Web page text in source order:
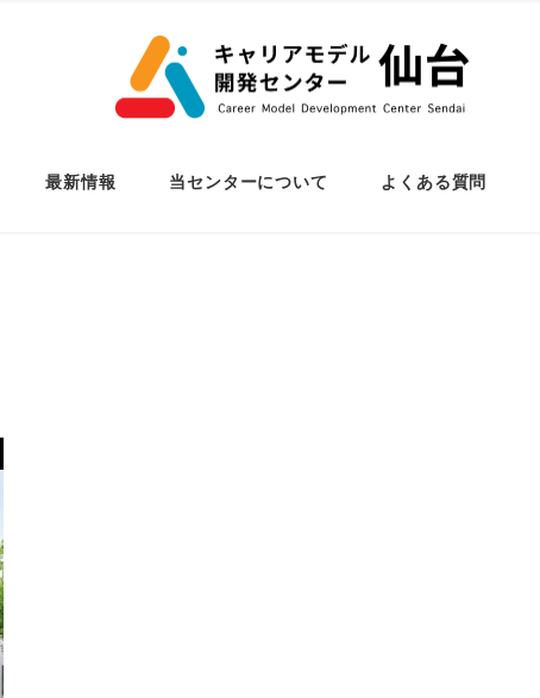
最新情報 当センターについて よくある質問